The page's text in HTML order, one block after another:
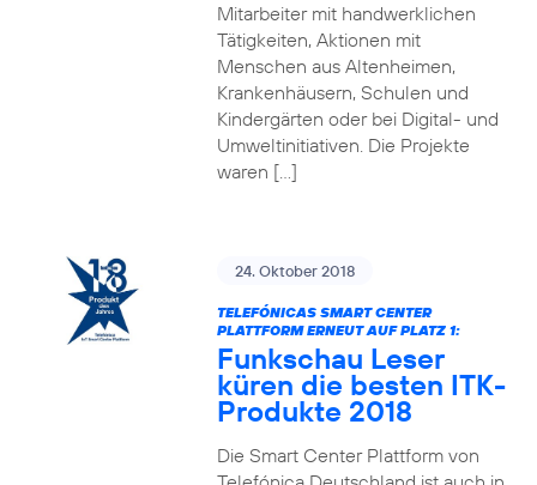
Mitarbeiter mit handwerklichen
Tätigkeiten, Aktionen mit
Menschen aus Altenheimen,
Krankenhäusern, Schulen und
Kindergärten oder bei Digital- und
Umweltinitiativen. Die Projekte
waren […]
24. Oktober 2018
TELEFÓNICAS SMART CENTER
PLATTFORM ERNEUT AUF PLATZ 1:
Funkschau Leser
küren die besten ITK-
Produkte 2018
Die Smart Center Plattform von